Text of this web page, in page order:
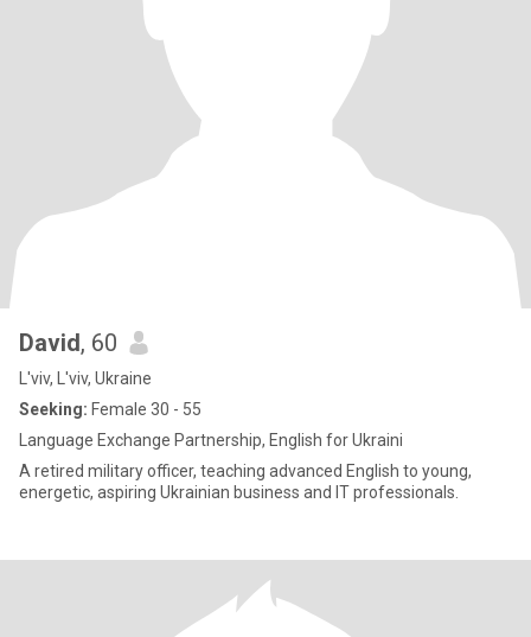
David, 60
L'viv, L'viv, Ukraine
Seeking: Female 30 - 55
Language Exchange Partnership, English for Ukraini
A retired military officer, teaching advanced English to young,
energetic, aspiring Ukrainian business and IT professionals.